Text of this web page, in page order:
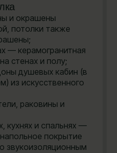
и окрашены
потолки также
— керамогранитная
стенах и полу;
душевых кабин (в
из искусственного
раковины и
кухнях и спальнях —
покрытие
звукоизоляционным